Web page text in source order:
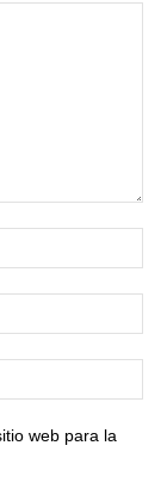
web para la